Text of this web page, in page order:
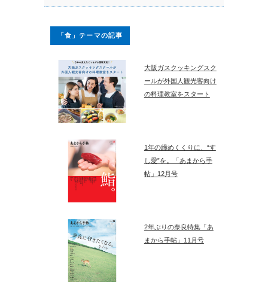
「食」テーマの記事
大阪ガスクッキングスク
ールが外国人観光客向け
の料理教室をスタート
1年の締めくくりに、“す
し愛”を。「あまから手
帖」12月号
2年ぶりの奈良特集「あ
まから手帖」11月号